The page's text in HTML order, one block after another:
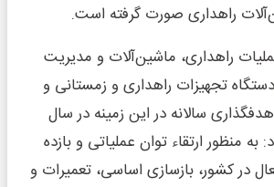
راهداری صورت گرفته است.
راهداری، ماشین‌آلات و مدیریت
بحران از خرید ۳۰۰ دستگاه تجهیزات راهداری و زمستانی و
سالانه در این زمینه در سال
به منظور ارتقاء توان عملیاتی و بازده
در کشور، بازسازی اساسی، تعمیرات و